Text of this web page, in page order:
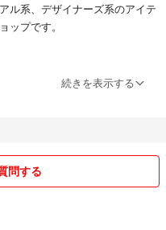
ル系、デザイナーズ系のアイテ
ップです。
を行っているため、タイミン
がございます。あらかじめご了
続きを表示する
問する